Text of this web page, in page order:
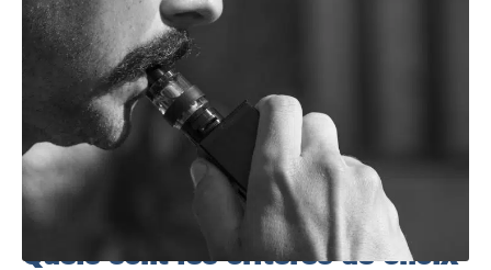
Quels sont les critères de choix